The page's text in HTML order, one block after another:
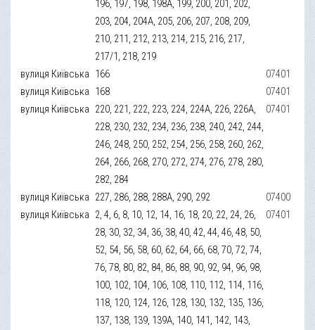
196, 197, 198, 198А, 199, 200, 201, 202,
203, 204, 204А, 205, 206, 207, 208, 209,
210, 211, 212, 213, 214, 215, 216, 217,
217/1, 218, 219
вулиця Київська 166
07401
вулиця Київська 168
07401
вулиця Київська 220, 221, 222, 223, 224, 224А, 226, 226А,
228, 230, 232, 234, 236, 238, 240, 242, 244,
246, 248, 250, 252, 254, 256, 258, 260, 262,
264, 266, 268, 270, 272, 274, 276, 278, 280,
282, 284
07401
вулиця Київська 227, 286, 288, 288А, 290, 292
07400
вулиця Київська 2, 4, 6, 8, 10, 12, 14, 16, 18, 20, 22, 24, 26,
28, 30, 32, 34, 36, 38, 40, 42, 44, 46, 48, 50,
52, 54, 56, 58, 60, 62, 64, 66, 68, 70, 72, 74,
76, 78, 80, 82, 84, 86, 88, 90, 92, 94, 96, 98,
100, 102, 104, 106, 108, 110, 112, 114, 116,
118, 120, 124, 126, 128, 130, 132, 135, 136,
137, 138, 139, 139А, 140, 141, 142, 143,
07401